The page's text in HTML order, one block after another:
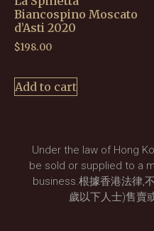
Biancospino Moscato
d’Asti 2020
$198.00
Add to cart
Under the law of Hong
be sold or supplied to a
business.根據香港法律,
歲以下人士)售賣